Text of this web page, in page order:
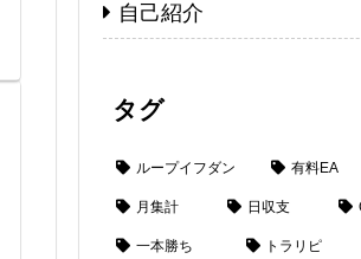
自己紹介
タグ
ループイフダン 有料EA
月集計 日収支
一本勝ち トラリピ